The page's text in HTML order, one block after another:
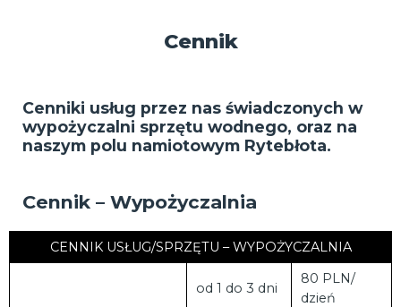
Cennik
Cenniki usług przez nas świadczonych w
wypożyczalni sprzętu wodnego, oraz na
naszym polu namiotowym Rytebłota.
Cennik – Wypożyczalnia
CENNIK USŁUG/SPRZĘTU – WYPOŻYCZALNIA
od 1 do 3 dni
80 PLN/
dzień